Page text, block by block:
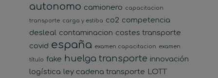
autonomo camionero capacitacion
transporte carga y estiba co2 competencia
desleal contaminacion costes transporte
covid españa examen capacitacion examen
título fake huelga transporte innovación
logística ley cadena transporte LOTT